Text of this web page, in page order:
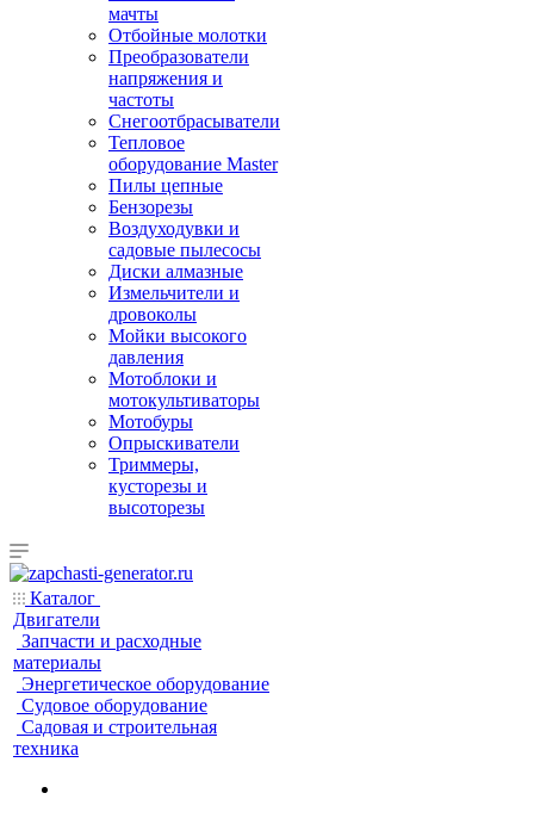
мачты
Отбойные молотки
Преобразователи
напряжения и
частоты
Снегоотбрасыватели
Тепловое
оборудование Master
Пилы цепные
Бензорезы
Воздуходувки и
садовые пылесосы
Диски алмазные
Измельчители и
дровоколы
Мойки высокого
давления
Мотоблоки и
мотокультиваторы
Мотобуры
Опрыскиватели
Триммеры,
кусторезы и
высоторезы
Каталог
Двигатели
Запчасти и расходные
материалы
Энергетическое оборудование
Судовое оборудование
Садовая и строительная
техника